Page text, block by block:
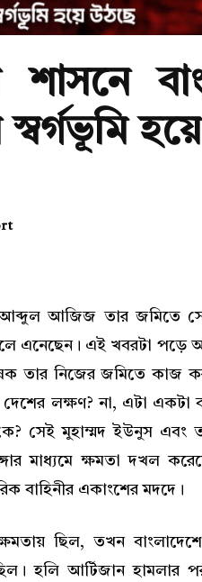
স্বর্গভূমি
আজিজ তার জমিতে
এনেছেন। এই খবরটা পড়ে
তার নিজের জমিতে কাজ
লক্ষণ? না, এটা একটা
সেই মুহাম্মদ ইউনুস এবং
মাধ্যমে ক্ষমতা দখল
বাহিনীর একাংশের মদদে।
ছিল, তখন বাংলাদেশে
হলি আর্টিজান হামলার